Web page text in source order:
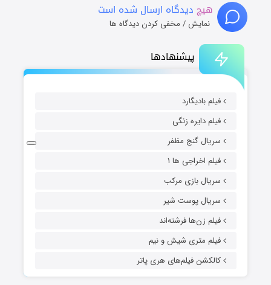
پیشنهادها
فیلم بادیگارد
فیلم دایره زنگی
سریال گنج مظفر
فیلم اخراجی ها ۱
سریال بازی مرکب
سریال پوست شیر
فیلم زن‌ها فرشته‌اند
فیلم متری شیش و نیم
کالکشن فیلم‌های هری پاتر
هیچ دیدگاه ارسال شده است
نمایش / مخفی کردن دیدگاه ها